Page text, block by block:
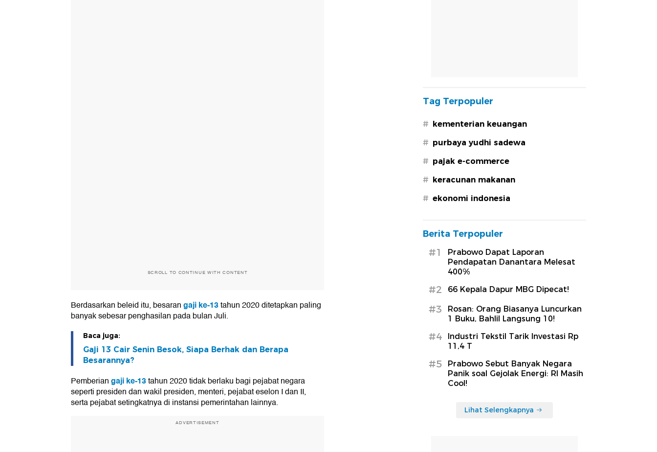
SCROLL TO CONTINUE WITH CONTENT
Berdasarkan beleid itu, besarangaji ke-13tahun 2020 ditetapkan paling
banyak sebesar penghasilan pada bulan Juli.
Baca juga:
Gaji 13 Cair Senin Besok, Siapa Berhak dan Berapa
Besarannya?
Pemberiangaji ke-13tahun 2020 tidak berlaku bagi pejabat negara
seperti presiden dan wakil presiden, menteri, pejabat eselon I dan II,
serta pejabat setingkatnya di instansi pemerintahan lainnya.
ADVERTISEMENT
Tag Terpopuler
# kementerian keuangan
# purbaya yudhi sadewa
# pajak e-commerce
# keracunan makanan
# ekonomi indonesia
Berita Terpopuler
#1
Prabowo Dapat Laporan
Pendapatan Danantara Melesat
400%
#2 66 Kepala Dapur MBG Dipecat!
#3
Rosan: Orang Biasanya Luncurkan
1 Buku, Bahlil Langsung 10!
#4
Industri Tekstil Tarik Investasi Rp
11,4 T
#5
Prabowo Sebut Banyak Negara
Panik soal Gejolak Energi: RI Masih
Cool!
Lihat Selengkapnya